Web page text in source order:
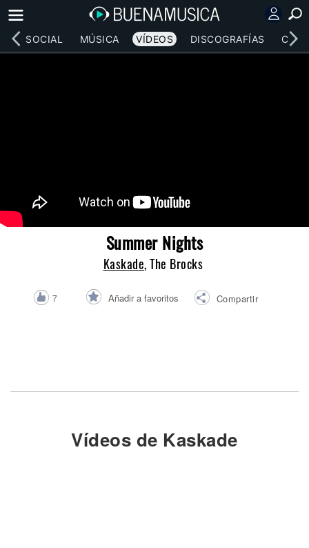
RED SOCIAL MÚSICA VÍDEOS DISCOGRAFÍAS
Summer Nights
Kaskade, The Brocks
7 Añadir a favoritos Compartir
Vídeos de Kaskade